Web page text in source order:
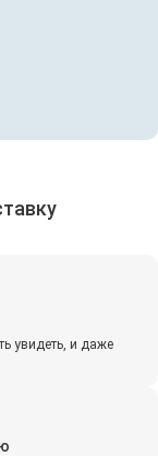
увидеть, и даже